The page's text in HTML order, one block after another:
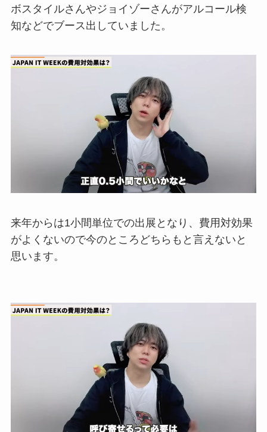
ボスタイルさんやジョイゾーさんがアルコール検
知などでブース出していました。
来年からは1小間単位での出展となり、 費用対効果
がよくないので今のところどちらもと言えないと
思います。